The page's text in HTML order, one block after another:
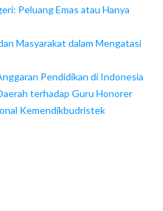
Peluang Emas atau Hanya
Masyarakat dalam Mengatasi
Pendidikan di Indonesia
terhadap Guru Honorer
Kemendikbudristek